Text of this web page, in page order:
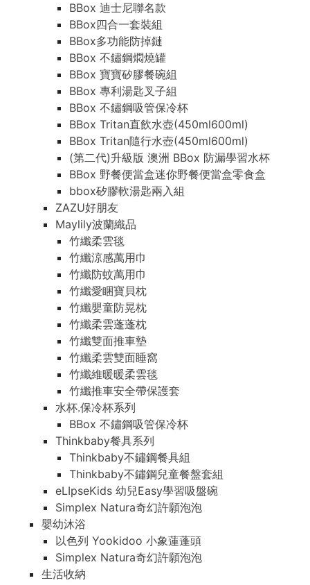
BBox 迪士尼聯名款
BBox四合一套裝組
BBox多功能防掉鏈
BBox 不鏽鋼燜燒罐
BBox 寶寶矽膠餐碗組
BBox 專利湯匙叉子組
BBox 不鏽鋼吸管保冷杯
BBox Tritan直飲水壺(450ml600ml)
BBox Tritan隨行水壺(450ml600ml)
(第二代)升級版 澳洲 BBox 防漏學習水杯
BBox 野餐便當盒迷你野餐便當盒零食盒
bbox矽膠軟湯匙兩入組
ZAZU好朋友
Maylily波蘭織品
竹纖柔雲毯
竹纖涼感萬用巾
竹纖防蚊萬用巾
竹纖愛睏寶貝枕
竹纖嬰童防晃枕
竹纖柔雲蓬蓬枕
竹纖雙面推車墊
竹纖柔雲雙面睡窩
竹纖維暖暖柔雲毯
竹纖推車安全帶保護套
水杯.保冷杯系列
BBox 不鏽鋼吸管保冷杯
Thinkbaby餐具系列
Thinkbaby不鏽鋼餐具組
Thinkbaby不鏽鋼兒童餐盤套組
eLIpseKids 幼兒Easy學習吸盤碗
Simplex Natura奇幻許願泡泡
嬰幼沐浴
以色列 Yookidoo 小象蓮蓬頭
Simplex Natura奇幻許願泡泡
生活收納